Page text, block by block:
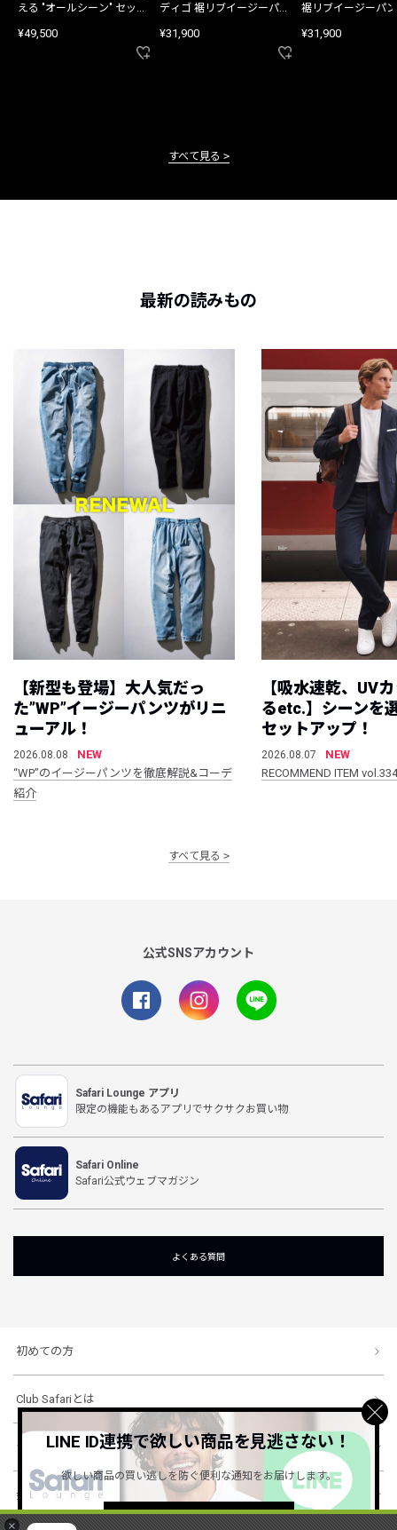
×
える "オールシーン" セット
¥49,500
ディゴ 裾リブイージーパン
¥31,900
裾リブイージーパ
¥31,900
すべて見る
最新の読みもの
【新型も登場】大人気だっ
た”WP”イージーパンツがリニ
ューアル！
2026.08.08
NEW
“WP”のイージーパンツを徹底解説&コーデ
紹介
【吸水速乾、UV
るetc.】シーンを
セットアップ！
2026.08.07
NEW
RECOMMEND ITEM vol.334
すべて見る
公式SNSアカウント
Safari Lounge アプリ
限定の機能もあるアプリでサクサクお買い物
Safari Online
Safari公式ウェブマガジン
よくある質問
初めての方
Club Safariとは
ショッピングガイド
会社概要・規約
LINE ID連携で欲しい商品を見逃さない！
欲しい商品の買い逃しを防ぐ便利な通知をお届けします。
詳しくはこちら ＞